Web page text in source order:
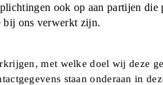
ook op aan partijen die
bij ons verwerkt zijn.
met welke doel wij deze
staan onderaan in